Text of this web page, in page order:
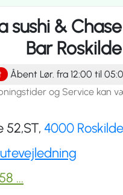
sushi &
Bar Roskilde
Åbent Lør. fra 12:00 til
og Service kan
52,ST, 4000 Roskilde
...